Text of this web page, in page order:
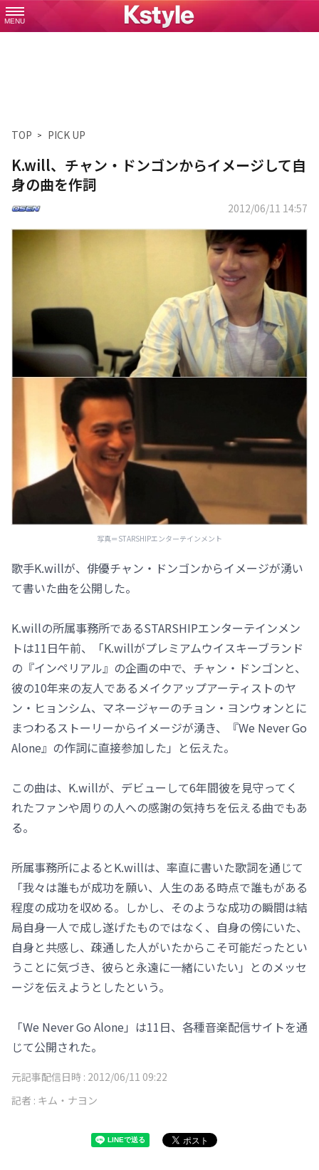
MENU
TOP PICK UP
K.will、チャン・ドンゴンからイメージして自
身の曲を作詞
2012/06/11 14:57
写真＝STARSHIPエンターテインメント
歌手K.willが、俳優チャン・ドンゴンからイメージが湧い
て書いた曲を公開した。
K.willの所属事務所であるSTARSHIPエンターテインメン
トは11日午前、「K.willがプレミアムウイスキーブランド
の『インペリアル』の企画の中で、チャン・ドンゴンと、
彼の10年来の友人であるメイクアップアーティストのヤ
ン・ヒョンシム、マネージャーのチョン・ヨンウォンとに
まつわるストーリーからイメージが湧き、『We Never Go
Alone』の作詞に直接参加した」と伝えた。
この曲は、K.willが、デビューして6年間彼を見守ってく
れたファンや周りの人への感謝の気持ちを伝える曲でもあ
る。
所属事務所によるとK.willは、率直に書いた歌詞を通じて
「我々は誰もが成功を願い、人生のある時点で誰もがある
程度の成功を収める。しかし、そのような成功の瞬間は結
局自身一人で成し遂げたものではなく、自身の傍にいた、
自身と共感し、疎通した人がいたからこそ可能だったとい
うことに気づき、彼らと永遠に一緒にいたい」とのメッセ
ージを伝えようとしたという。
「We Never Go Alone」は11日、各種音楽配信サイトを通
じて公開された。
元記事配信日時 : 2012/06/11 09:22
記者 : キム・ナヨン